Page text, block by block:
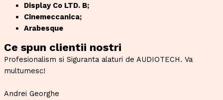
Display Co LTD. B;
Cinemeccanica;
Arabesque
Ce spun clientii nostri
Profesionalism si Siguranta alaturi de AUDIOTECH. Va
multumesc!
Andrei Georghe